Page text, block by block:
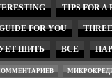
TIPS FOR A
FOR YOU
ШИТЬ ВСЕ